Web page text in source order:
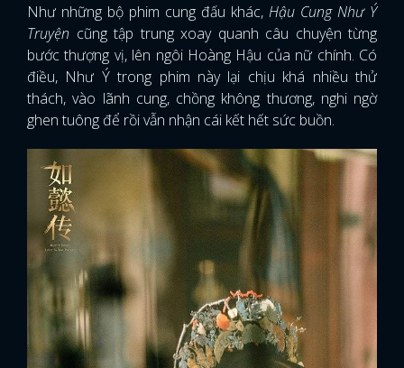
Như những bộ phim cung đấu khác, Hậu Cung Như Ý
Truyện cũng tập trung xoay quanh câu chuyện từng
bước thượng vị, lên ngôi Hoàng Hậu của nữ chính. Có
điều, Như Ý trong phim này lại chịu khá nhiều thử
thách, vào lãnh cung, chồng không thương, nghi ngờ
ghen tuông để rồi vẫn nhận cái kết hết sức buồn.